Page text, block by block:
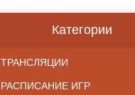
Категории
ТРАНСЛЯЦИИ
РАСПИСАНИЕ ИГР